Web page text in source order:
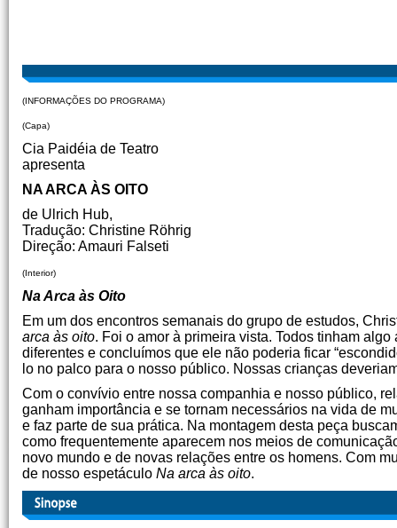
(INFORMAÇÕES DO PROGRAMA)
(Capa)
Cia Paidéia de Teatro
apresenta
NA ARCA ÀS OITO
de Ulrich Hub,
Tradução: Christine Röhrig
Direção: Amauri Falseti
(Interior)
Na Arca às Oito
Em um dos encontros semanais do grupo de estudos,
arca às oito. Foi o amor à primeira vista. Todos tinham
diferentes e concluímos que ele não poderia ficar
lo no palco para o nosso público. Nossas crianças
Com o convívio entre nossa companhia e nosso público,
ganham importância e se tornam necessários na vida de
e faz parte de sua prática. Na montagem desta peça
como frequentemente aparecem nos meios de
novo mundo e de novas relações entre os homens. Com
de nosso espetáculo Na arca às oito.